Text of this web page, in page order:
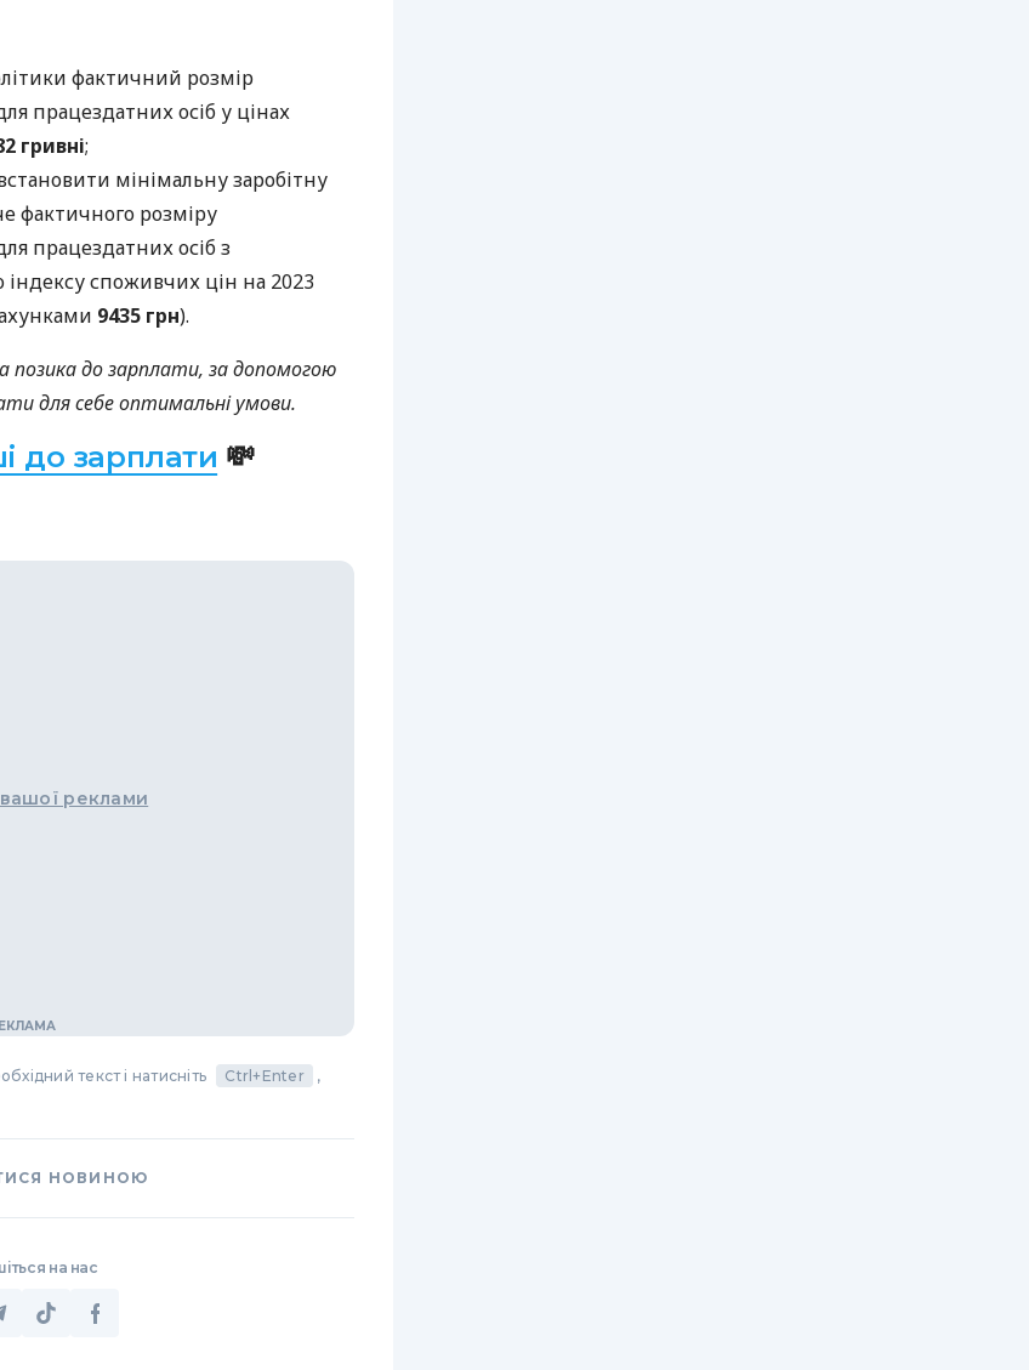
фактичний розмір
працездатних осіб у цінах
гривні;
мінімальну заробітну
фактичного розміру
працездатних осіб з
споживчих цін на 2023
9435 грн).
позика до зарплати, за допомогою
для себе оптимальні умови.
до зарплати 💸
реклами
текст і натисніть Ctrl+Enter
,
НОВИНОЮ
на нас